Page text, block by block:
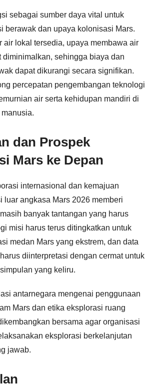
sebagai sumber daya vital untuk
berawak dan upaya kolonisasi Mars.
air lokal tersedia, upaya membawa air
diminimalkan, sehingga biaya dan
dapat dikurangi secara signifikan.
percepatan pengembangan teknologi
air serta kehidupan mandiri di
manusia.
dan Prospek
Mars ke Depan
internasional dan kemajuan
luar angkasa Mars 2026 memberi
banyak tantangan yang harus
misi harus terus ditingkatkan untuk
medan Mars yang ekstrem, dan data
diinterpretasi dengan cermat untuk
yang keliru.
antarnegara mengenai penggunaan
Mars dan etika eksplorasi ruang
bersama agar organisasi
eksplorasi berkelanjutan
jawab.